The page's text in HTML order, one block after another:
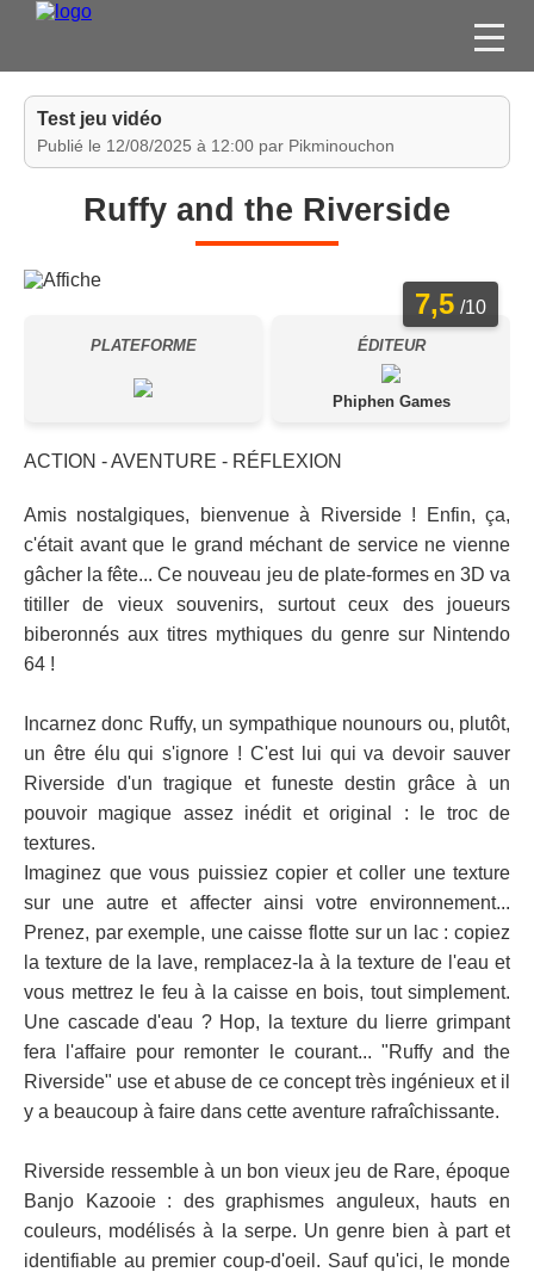
FILMS
JEUX VIDÉO
DIVERS
ESPACE
MEMBRE
Test jeu vidéo
Publié le 12/08/2025 à 12:00 par Pikminouchon
Ruffy and the Riverside
7,5 /10
PLATEFORME ÉDITEUR
Phiphen Games
ACTION - AVENTURE - RÉFLEXION
Amis nostalgiques, bienvenue à Riverside ! Enfin, ça,
c'était avant que le grand méchant de service ne vienne
gâcher la fête... Ce nouveau jeu de plate-formes en 3D va
titiller de vieux souvenirs, surtout ceux des joueurs
biberonnés aux titres mythiques du genre sur Nintendo
64 !
Incarnez donc Ruffy, un sympathique nounours ou, plutôt,
un être élu qui s'ignore ! C'est lui qui va devoir sauver
Riverside d'un tragique et funeste destin grâce à un
pouvoir magique assez inédit et original : le troc de
textures.
Imaginez que vous puissiez copier et coller une texture
sur une autre et affecter ainsi votre environnement...
Prenez, par exemple, une caisse flotte sur un lac : copiez
la texture de la lave, remplacez-la à la texture de l'eau et
vous mettrez le feu à la caisse en bois, tout simplement.
Une cascade d'eau ? Hop, la texture du lierre grimpant
fera l'affaire pour remonter le courant... "Ruffy and the
Riverside" use et abuse de ce concept très ingénieux et il
y a beaucoup à faire dans cette aventure rafraîchissante.
Riverside ressemble à un bon vieux jeu de Rare, époque
Banjo Kazooie : des graphismes anguleux, hauts en
couleurs, modélisés à la serpe. Un genre bien à part et
identifiable au premier coup-d'oeil. Sauf qu'ici, le monde